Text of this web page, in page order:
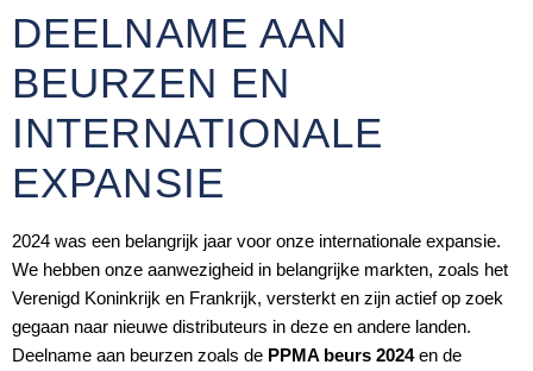
DEELNAME AAN
BEURZEN EN
INTERNATIONALE
EXPANSIE
2024 was een belangrijk jaar voor onze internationale expansie.
We hebben onze aanwezigheid in belangrijke markten, zoals het
Verenigd Koninkrijk en Frankrijk, versterkt en zijn actief op zoek
gegaan naar nieuwe distributeurs in deze en andere landen.
Deelname aan beurzen zoals de PPMA beurs 2024en de